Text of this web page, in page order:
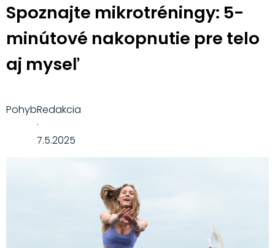
Spoznajte mikrotréningy: 5-
minútové nakopnutie pre telo
aj myseľ
PohybRedakcia
·
7.5.2025